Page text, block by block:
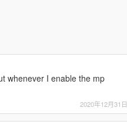
whenever I enable the mp
2020年12月31日